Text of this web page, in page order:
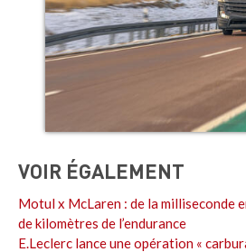
VOIR ÉGALEMENT
Motul x McLaren : de la milliseconde
de kilomètres de l’endurance
E.Leclerc lance une opération «